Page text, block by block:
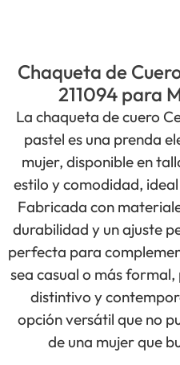
Chaqueta de
211094 para
La chaqueta de cuero
pastel es una prenda
mujer, disponible en
estilo y comodidad,
Fabricada con
durabilidad y un ajuste
perfecta para
sea casual o más
distintivo y
opción versátil que no
de una mujer que